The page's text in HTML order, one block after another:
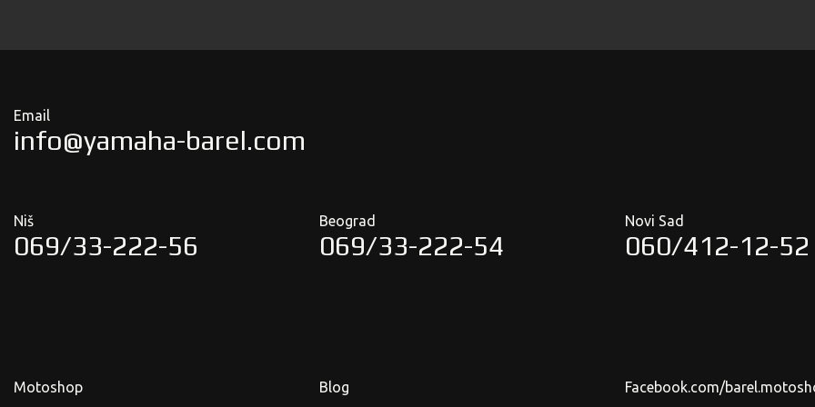
Email
info@yamaha-barel.com
Niš
069/33-222-56
Beograd
069/33-222-54
Novi Sad
060/412-12-52
Motoshop Blog Facebook.com/